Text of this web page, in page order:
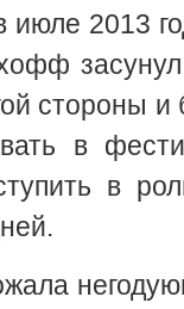
2013
стороны и
в
в